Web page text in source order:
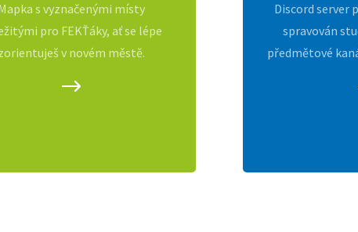
s vyznačenými místy
pro FEKŤáky, ať se lépe
v novém městě.
Discord server
spravován
předmětové